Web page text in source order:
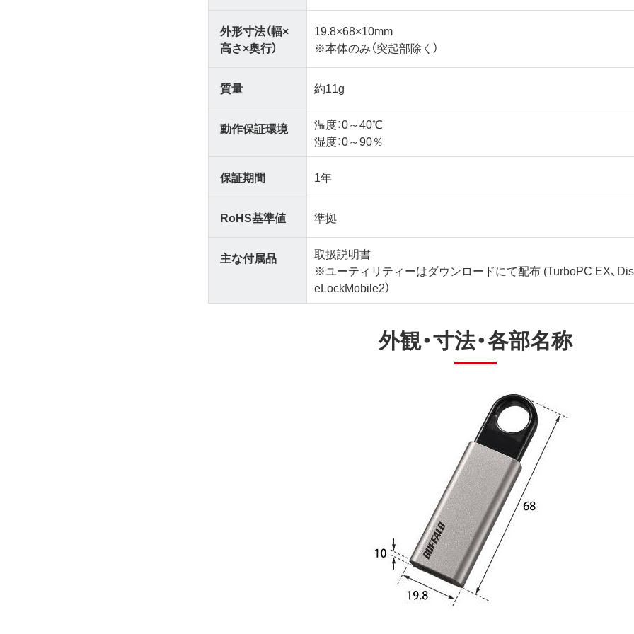
外形寸法（幅×
高さ×奥行）
19.8×68×10mm
※本体のみ（突起部除く）
質量 約11g
動作保証環境
温度：0～40℃
湿度：0～90％
保証期間 1年
RoHS基準値 準拠
主な付属品
取扱説明書
※ユーティリティーはダウンロードにて配布 (TurboPC EX、
eLockMobile2）
外観・寸法・各部名称